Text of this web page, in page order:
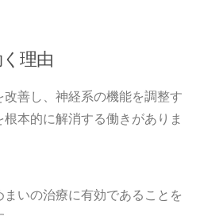
理由
善し、神経系の機能を調整す
本的に解消する働きがありま
いの治療に有効であることを